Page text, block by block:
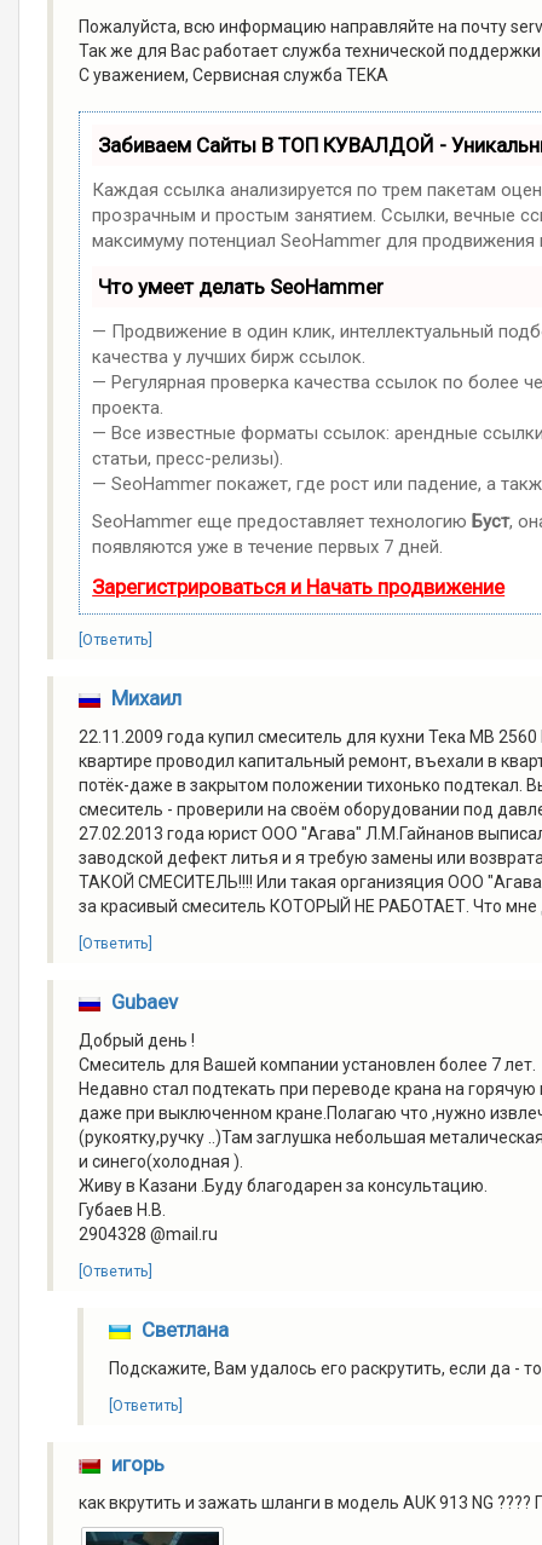
Пожалуйста, всю информацию направляйте на почту
Так же для Вас работает служба технической
С уважением, Сервисная служба TEKA
Забиваем Сайты В ТОП КУВАЛДОЙ -
Каждая ссылка анализируется по трем пакетам
прозрачным и простым занятием. Ссылки, вечные
максимуму потенциал SeoHammer для продвижения
Что умеет делать SeoHammer
— Продвижение в один клик, интеллектуальный
качества у лучших бирж ссылок.
— Регулярная проверка качества ссылок по более
проекта.
— Все известные форматы ссылок: арендные
статьи, пресс-релизы).
— SeoHammer покажет, где рост или падение, а
SeoHammer еще предоставляет технологиюБуст,
появляются уже в течение первых 7 дней.
Зарегистрироваться и Начать продвижение
[Ответить]
Михаил
22.11.2009 года купил смеситель для кухни Тека MB
квартире проводил капитальный ремонт, въехали в
потёк-даже в закрытом положении тихонько подтекал.
смеситель - проверили на своём оборудовании под
27.02.2013 года юрист ООО "Агава" Л.М.Гайнанов
заводской дефект литья и я требую замены или
ТАКОЙ СМЕСИТЕЛЬ!!!! Или такая организяция ООО
за красивый смеситель КОТОРЫЙ НЕ РАБОТАЕТ. Что мне
[Ответить]
Gubaev
Добрый день !
Смеситель для Вашей компании установлен более 7 лет.
Недавно стал подтекать при переводе крана на горячую
даже при выключенном кране.Полагаю что ,нужно
(рукоятку,ручку ..)Там заглушка небольшая
и синего(холодная ).
Живу в Казани .Буду благодарен за консультацию.
Губаев Н.В.
2904328 @mail.ru
[Ответить]
Светлана
Подскажите, Вам удалось его раскрутить, если да -
[Ответить]
игорь
как вкрутить и зажать шланги в модель AUK 913 NG